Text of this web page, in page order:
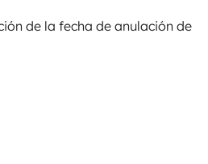
de la fecha de anulación de